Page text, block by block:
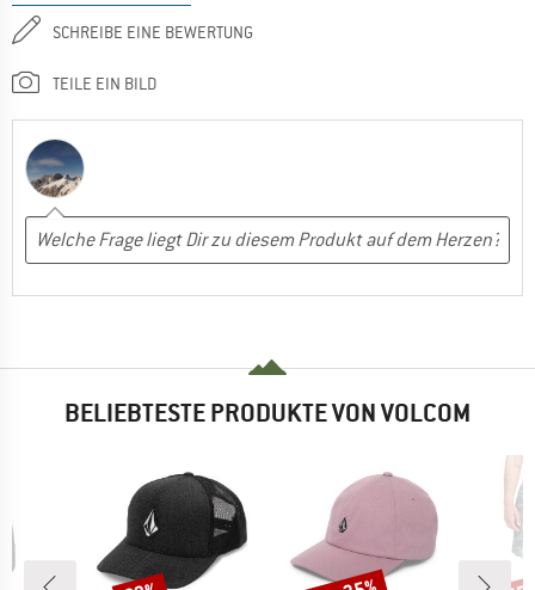
SCHREIBE EINE BEWERTUNG
TEILE EIN BILD
BELIEBTESTE PRODUKTE VON VOLCOM